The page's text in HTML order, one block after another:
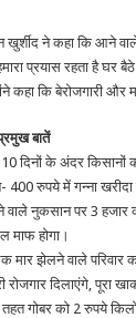
ने कहा कि आने
हमारा प्रयास रहता है
कहा कि बेरोजगारी और
बातें
दिनों के अंदर किसानों
400 रुपये में गन्ना खरीदा
वाले नुकसान पर 3
माफ होगा।
मार झेलने वाले परिवार
दिलाएंगे, पूरा
गोबर को 2 रुपये